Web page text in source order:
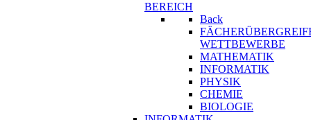
BEREICH
Back
WETTBEWERBE
MATHEMATIK
INFORMATIK
PHYSIK
CHEMIE
BIOLOGIE